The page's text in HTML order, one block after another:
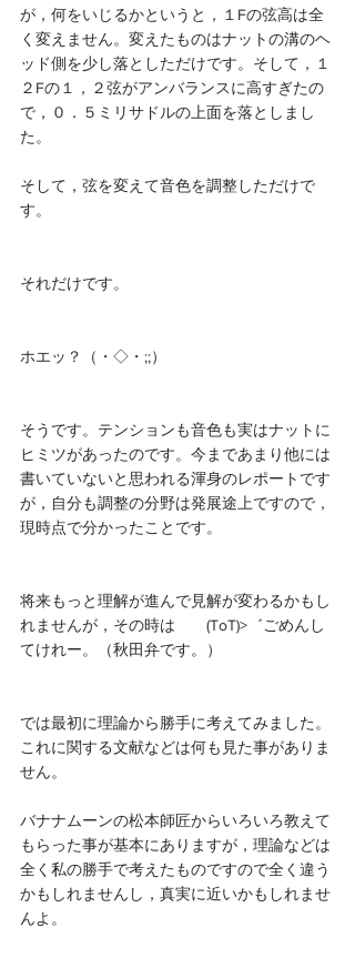
が，何をいじるかというと，１Fの弦高は全
く変えません。変えたものはナットの溝のヘ
ッド側を少し落としただけです。そして，１
２Fの１，２弦がアンバランスに高すぎたの
で，０．５ミリサドルの上面を落としまし
た。
そして，弦を変えて音色を調整しただけで
す。
それだけです。
ホエッ？（・◇・;;）
そうです。テンションも音色も実はナットに
ヒミツがあったのです。今まであまり他には
書いていないと思われる渾身のレポートです
が，自分も調整の分野は発展途上ですので，
現時点で分かったことです。
将来もっと理解が進んで見解が変わるかもし
れませんが，その時は　　(ToT)>゛ごめんし
てけれー。（秋田弁です。）
では最初に理論から勝手に考えてみました。
これに関する文献などは何も見た事がありま
せん。
バナナムーンの松本師匠からいろいろ教えて
もらった事が基本にありますが，理論などは
全く私の勝手で考えたものですので全く違う
かもしれませんし，真実に近いかもしれませ
んよ。